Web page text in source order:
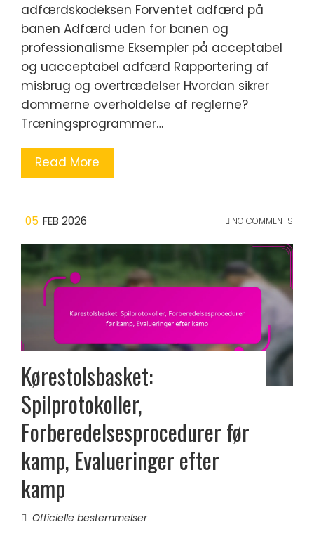
adfærdskodeksen Forventet adfærd på
banen Adfærd uden for banen og
professionalisme Eksempler på acceptabel
og uacceptabel adfærd Rapportering af
misbrug og overtrædelser Hvordan sikrer
dommerne overholdelse af reglerne?
Træningsprogrammer…
Read More
05 FEB 2026 NO COMMENTS
Kørestolsbasket:
Spilprotokoller,
Forberedelsesprocedurer før
kamp, Evalueringer efter
kamp
Officielle bestemmelser